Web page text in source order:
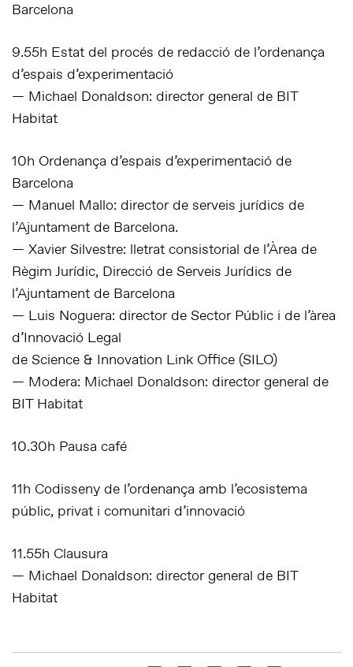
Barcelona
9.55h Estat del procés de redacció de l’ordenança
d’espais d’experimentació
— Michael Donaldson: director general de BIT
Habitat
10h Ordenança d’espais d’experimentació de
Barcelona
— Manuel Mallo: director de serveis jurídics de
l’Ajuntament de Barcelona.
— Xavier Silvestre: lletrat consistorial de l’Àrea de
Règim Jurídic, Direcció de Serveis Jurídics de
l’Ajuntament de Barcelona
— Luis Noguera: director de Sector Públic i de l’àrea
d’Innovació Legal
de Science & Innovation Link Office (SILO)
— Modera: Michael Donaldson: director general de
BIT Habitat
10.30h Pausa café
11h Codisseny de l’ordenança amb l’ecosistema
públic, privat i comunitari d’innovació
11.55h Clausura
— Michael Donaldson: director general de BIT
Habitat